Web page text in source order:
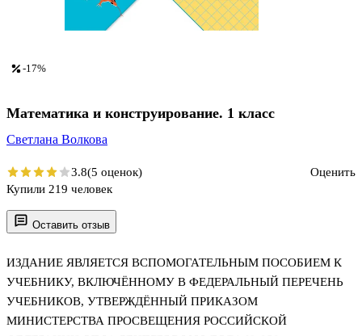
Оставить отзыв
ИЗДАНИЕ ЯВЛЯЕТСЯ ВСПОМОГАТЕЛЬНЫМ ПОСОБИЕМ К
УЧЕБНИКУ, ВКЛЮЧЁННОМУ В ФЕДЕРАЛЬНЫЙ ПЕРЕЧЕНЬ
УЧЕБНИКОВ, УТВЕРЖДЁННЫЙ ПРИКАЗОМ
МИНИСТЕРСТВА ПРОСВЕЩЕНИЯ РОССИЙСКОЙ
-17%
Математика и конструирование. 1 класс
Светлана Волкова
3.8(5 оценок)
Оценить
Купили 219 человек